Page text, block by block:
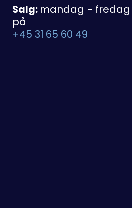
Salg: mandag – fredag
på
+45 31 65 60 49